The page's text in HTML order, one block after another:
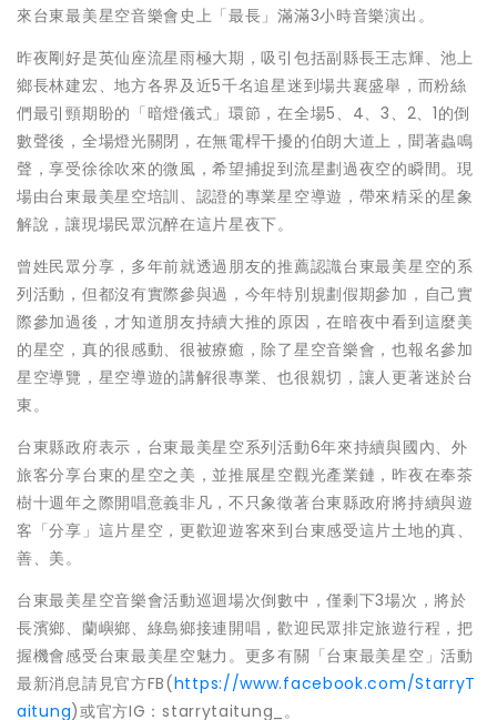
來台東最美星空音樂會史上「最長」滿滿3小時音樂演出。
昨夜剛好是英仙座流星雨極大期，吸引包括副縣長王志輝、池上
鄉長林建宏、地方各界及近5千名追星迷到場共襄盛舉，而粉絲
們最引頸期盼的「暗燈儀式」環節，在全場5、4、3、2、1的倒
數聲後，全場燈光關閉，在無電桿干擾的伯朗大道上，聞著蟲鳴
聲，享受徐徐吹來的微風，希望捕捉到流星劃過夜空的瞬間。現
場由台東最美星空培訓、認證的專業星空導遊，帶來精采的星象
解說，讓現場民眾沉醉在這片星夜下。
曾姓民眾分享，多年前就透過朋友的推薦認識台東最美星空的系
列活動，但都沒有實際參與過，今年特別規劃假期參加，自己實
際參加過後，才知道朋友持續大推的原因，在暗夜中看到這麼美
的星空，真的很感動、很被療癒，除了星空音樂會，也報名參加
星空導覽，星空導遊的講解很專業、也很親切，讓人更著迷於台
東。
台東縣政府表示，台東最美星空系列活動6年來持續與國內、外
旅客分享台東的星空之美，並推展星空觀光產業鏈，昨夜在奉茶
樹十週年之際開唱意義非凡，不只象徵著台東縣政府將持續與遊
客「分享」這片星空，更歡迎遊客來到台東感受這片土地的真、
善、美。
台東最美星空音樂會活動巡迴場次倒數中，僅剩下3場次，將於
長濱鄉、蘭嶼鄉、綠島鄉接連開唱，歡迎民眾排定旅遊行程，把
握機會感受台東最美星空魅力。更多有關「台東最美星空」活動
最新消息請見官方FB(https://www.facebook.com/StarryT
aitung)或官方IG：starrytaitung_。